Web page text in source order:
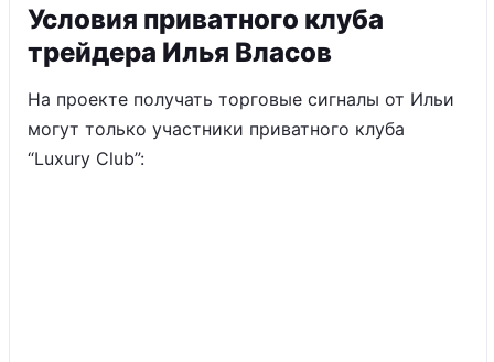
Условия приватного клуба
трейдера Илья Власов
На проекте получать торговые сигналы от Ильи
могут только участники приватного клуба
“Luxury Club”: